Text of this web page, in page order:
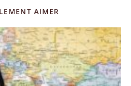
AIMER